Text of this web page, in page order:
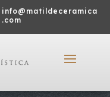
info@matildeceramica
.com